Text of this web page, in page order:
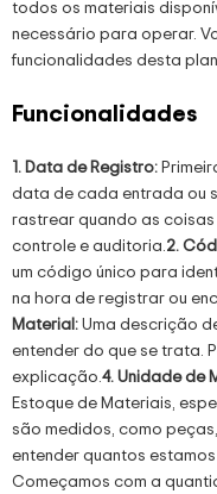
todos os materiais
necessário para operar.
funcionalidades desta
Funcionalidades
1. Data de Registro:
data de cada entrada ou
rastrear quando as
controle e auditoria.2.
um código único para
na hora de registrar ou
Material:Uma descrição
entender do que se trata.
explicação.4. Unidade de
Estoque de Materiais,
são medidos, como
entender quantos
Começamos com a